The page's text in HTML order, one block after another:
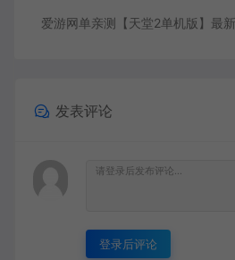
发表评论
登录后评论